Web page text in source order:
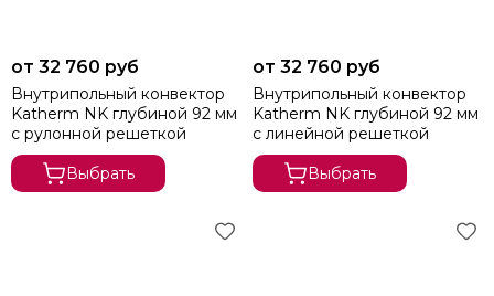
Kampmann
Möhlenhoff
KZTO
от 32 760 руб
Внутрипольный конвектор
Katherm NK глубиной 92 мм
с рулонной решеткой
Выбрать
от 32 760 руб
Внутрипольный конвектор
Katherm NK глубиной 92 мм
с линейной решеткой
Выбрать